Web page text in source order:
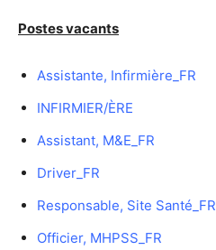
Postes vacants
Assistante, Infirmière_FR
INFIRMIER/ÈRE
Assistant, M&E_FR
Driver_FR
Responsable, Site Santé_FR
Officier, MHPSS_FR